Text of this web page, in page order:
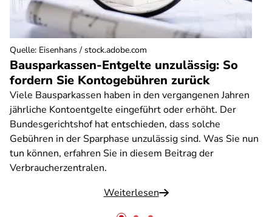
Bausparkassen-Entgelte unzulässig: So
fordern Sie Kontogebühren zurück
Viele Bausparkassen haben in den vergangenen Jahren
jährliche Kontoentgelte eingeführt oder erhöht. Der
Bundesgerichtshof hat entschieden, dass solche
Gebühren in der Sparphase unzulässig sind. Was Sie nun
tun können, erfahren Sie in diesem Beitrag der
Verbraucherzentralen.
Weiterlesen
Quelle: Eisenhans / stock.adobe.com